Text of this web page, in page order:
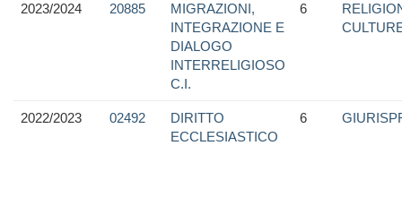
2023/2024 20885
MIGRAZIONI,
INTEGRAZIONE E
DIALOGO
INTERRELIGIOSO
C.I.
6
2022/2023 02492
DIRITTO
ECCLESIASTICO
6